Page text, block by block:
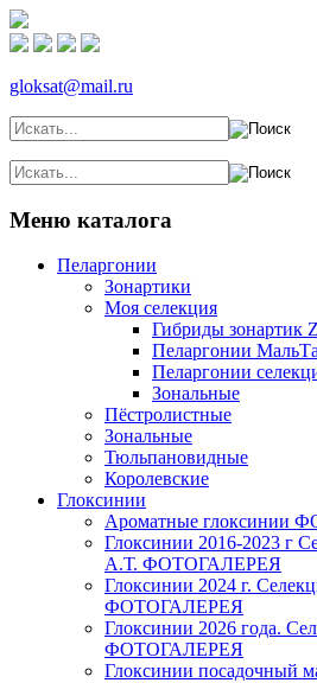
gloksat@mail.ru
Меню каталога
Пеларгонии
Зонартики
Моя селекция
Гибриды зонартик
Пеларгонии
Пеларгонии
Зональные
Пёстролистные
Зональные
Тюльпановидные
Королевские
Глоксинии
Ароматные глоксинии
Глоксинии 2016-2023 г
А.Т. ФОТОГАЛЕРЕЯ
Глоксинии 2024 г.
ФОТОГАЛЕРЕЯ
Глоксинии 2026 года.
ФОТОГАЛЕРЕЯ
Глоксинии посадочный